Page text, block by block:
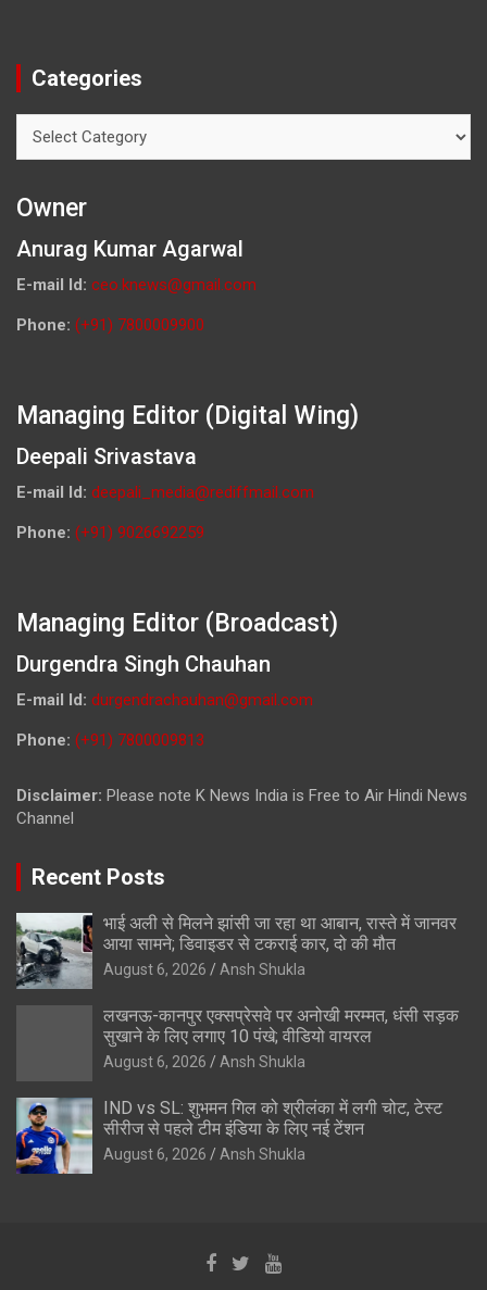
Categories
Owner
Anurag Kumar Agarwal
E-mail Id: ceo.knews@gmail.com
Phone: (+91) 7800009900
Managing Editor (Digital Wing)
Deepali Srivastava
E-mail Id: deepali_media@rediffmail.com
Phone: (+91) 9026692259
Managing Editor (Broadcast)
Durgendra Singh Chauhan
E-mail Id: durgendrachauhan@gmail.com
Phone: (+91) 7800009813
Disclaimer: Please note K News India is Free to Air Hindi News
Channel
Recent Posts
भाई अली से मिलने झांसी जा रहा था आबान, रास्ते में जानवर
आया सामने; डिवाइडर से टकराई कार, दो की मौत
August 6, 2026 Ansh Shukla
लखनऊ-कानपुर एक्सप्रेसवे पर अनोखी मरम्मत, धंसी सड़क
सुखाने के लिए लगाए 10 पंखे; वीडियो वायरल
August 6, 2026 Ansh Shukla
IND vs SL: शुभमन गिल को श्रीलंका में लगी चोट, टेस्ट
सीरीज से पहले टीम इंडिया के लिए नई टेंशन
August 6, 2026 Ansh Shukla